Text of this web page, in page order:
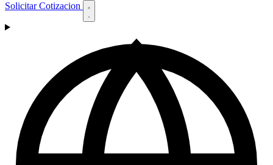
Solicitar Cotizacion